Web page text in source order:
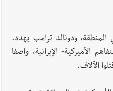
ودونالد ترامب يهدد.
الأميركية- الإيرانية، واصفا
الآلاف.